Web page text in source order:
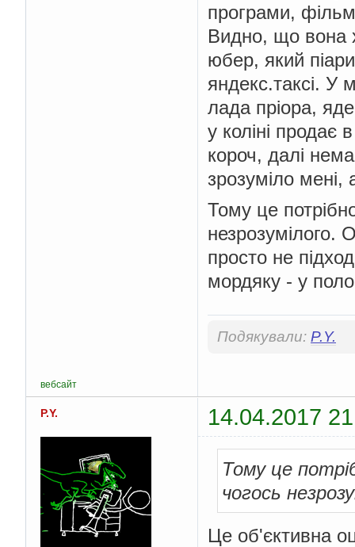
програми,
Видно, що вона
юбер, який
яндекс.таксі. У
лада пріора,
у коліні продає
короч, далі
зрозуміло мені,
Тому це
незрозумілого.
просто не
мордяку - у
Подякували: P.Y.
вебсайт
P.Y. 14.04.2017
Тому це
чогось
Це об'єктивна